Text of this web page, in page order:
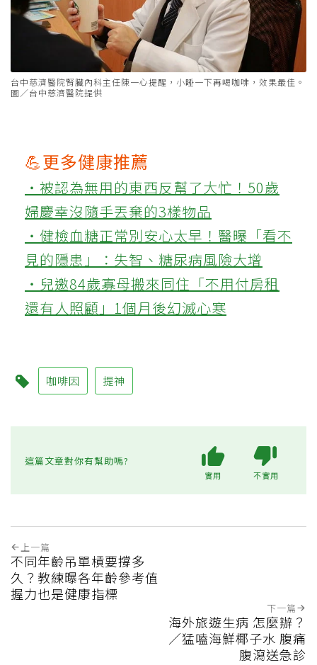
台中慈濟醫院腎臟內科主任陳一心提醒，小睡一下再喝咖啡，效果最佳。
圖／台中慈濟醫院提供
💪更多健康推薦
‧被認為無用的東西反幫了大忙！50歲
婦慶幸沒隨手丟棄的3樣物品
‧健檢血糖正常別安心太早！醫曝「看不
見的隱患」：失智、糖尿病風險大增
‧兒邀84歲寡母搬來同住「不用付房租
還有人照顧」1個月後幻滅心寒
咖啡因 提神
這篇文章對你有幫助嗎?
實用 不實用
上一篇
不同年齡吊單槓要撐多
久？教練曝各年齡參考值
握力也是健康指標
下一篇
海外旅遊生病 怎麼辦？
／猛嗑海鮮椰子水 腹痛
腹瀉送急診